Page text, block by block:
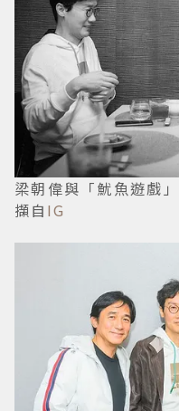
梁朝偉與「魷魚遊戲
擷自 IG